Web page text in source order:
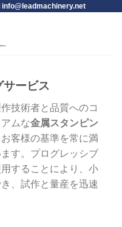
info@leadmachinery.net
サービス
技術者と品質へのコ
ムな金属スタンピン
客様の基準を常に満
す。プログレッシブ
することにより、小
、試作と量産を迅速